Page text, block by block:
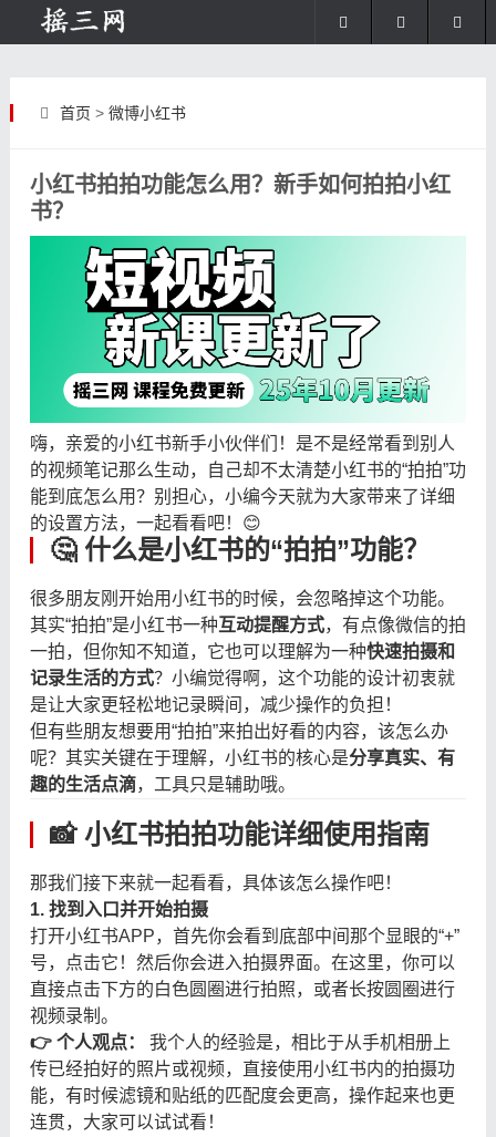
首页 > 微博小红书
小红书拍拍功能怎么用？新手如何拍拍小红
书？
嗨，亲爱的小红书新手小伙伴们！是不是经常看到别人
的视频笔记那么生动，自己却不太清楚小红书的“拍拍”功
能到底怎么用？别担心，小编今天就为大家带来了详细
的设置方法，一起看看吧！😊
🤔 什么是小红书的“拍拍”功能？
很多朋友刚开始用小红书的时候，会忽略掉这个功能。
其实“拍拍”是小红书一种互动提醒方式，有点像微信的拍
一拍，但你知不知道，它也可以理解为一种快速拍摄和
记录生活的方式？小编觉得啊，这个功能的设计初衷就
是让大家更轻松地记录瞬间，减少操作的负担！
但有些朋友想要用“拍拍”来拍出好看的内容，该怎么办
呢？其实关键在于理解，小红书的核心是分享真实、有
趣的生活点滴，工具只是辅助哦。
📸 小红书拍拍功能详细使用指南
那我们接下来就一起看看，具体该怎么操作吧！
1. 找到入口并开始拍摄
打开小红书APP，首先你会看到底部中间那个显眼的“+”
号，点击它！然后你会进入拍摄界面。在这里，你可以
直接点击下方的白色圆圈进行拍照，或者长按圆圈进行
视频录制。
👉 个人观点：
​ 我个人的经验是，相比于从手机相册上
传已经拍好的照片或视频，直接使用小红书内的拍摄功
能，有时候滤镜和贴纸的匹配度会更高，操作起来也更
连贯，大家可以试试看！